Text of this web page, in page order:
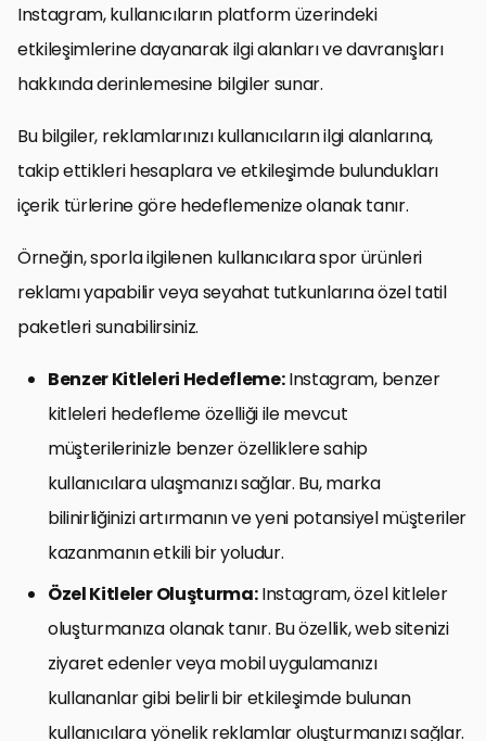
Instagram, kullanıcıların platform üzerindeki
etkileşimlerine dayanarak ilgi alanları ve davranışları
hakkında derinlemesine bilgiler sunar.
Bu bilgiler, reklamlarınızı kullanıcıların ilgi alanlarına,
takip ettikleri hesaplara ve etkileşimde bulundukları
içerik türlerine göre hedeflemenize olanak tanır.
Örneğin, sporla ilgilenen kullanıcılara spor ürünleri
reklamı yapabilir veya seyahat tutkunlarına özel tatil
paketleri sunabilirsiniz.
Benzer Kitleleri Hedefleme:Instagram, benzer
kitleleri hedefleme özelliği ile mevcut
müşterilerinizle benzer özelliklere sahip
kullanıcılara ulaşmanızı sağlar. Bu, marka
bilinirliğinizi artırmanın ve yeni potansiyel müşteriler
kazanmanın etkili bir yoludur.
Özel Kitleler Oluşturma:Instagram, özel kitleler
oluşturmanıza olanak tanır. Bu özellik, web sitenizi
ziyaret edenler veya mobil uygulamanızı
kullananlar gibi belirli bir etkileşimde bulunan
kullanıcılara yönelik reklamlar oluşturmanızı sağlar.